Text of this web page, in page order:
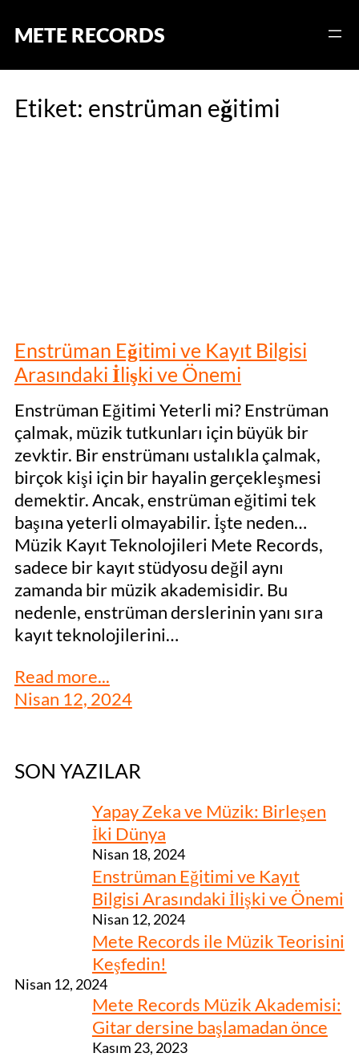
METE RECORDS
Etiket: enstrüman eğitimi
Enstrüman Eğitimi ve Kayıt Bilgisi
Arasındaki İlişki ve Önemi
Enstrüman Eğitimi Yeterli mi? Enstrüman
çalmak, müzik tutkunları için büyük bir
zevktir. Bir enstrümanı ustalıkla çalmak,
birçok kişi için bir hayalin gerçekleşmesi
demektir. Ancak, enstrüman eğitimi tek
başına yeterli olmayabilir. İşte neden…
Müzik Kayıt Teknolojileri Mete Records,
sadece bir kayıt stüdyosu değil aynı
zamanda bir müzik akademisidir. Bu
nedenle, enstrüman derslerinin yanı sıra
kayıt teknolojilerini…
Read more...
Nisan 12, 2024
SON YAZILAR
Yapay Zeka ve Müzik: Birleşen
İki Dünya
Nisan 18, 2024
Enstrüman Eğitimi ve Kayıt
Bilgisi Arasındaki İlişki ve Önemi
Nisan 12, 2024
Mete Records ile Müzik Teorisini
Keşfedin!
Nisan 12, 2024
Mete Records Müzik Akademisi:
Gitar dersine başlamadan önce
Kasım 23, 2023